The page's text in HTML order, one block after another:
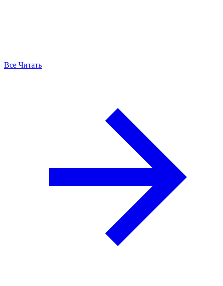
Все Читать